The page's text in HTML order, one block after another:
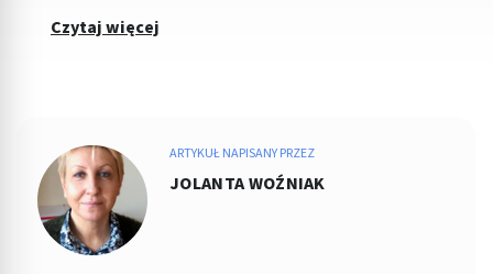
Czytaj więcej
ARTYKUŁ NAPISANY PRZEZ
JOLANTA WOŹNIAK